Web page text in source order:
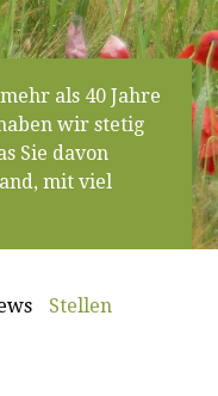
als 40 Jahre
wir stetig
Sie davon
mit viel
Stellen